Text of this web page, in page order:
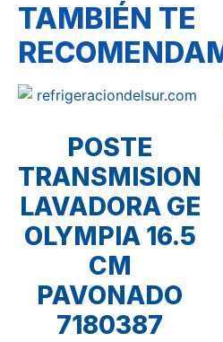
TAMBIÉN TE
POSTE
TRANSMISION
LAVADORA GE
OLYMPIA 16.5
CM
PAVONADO
7180387